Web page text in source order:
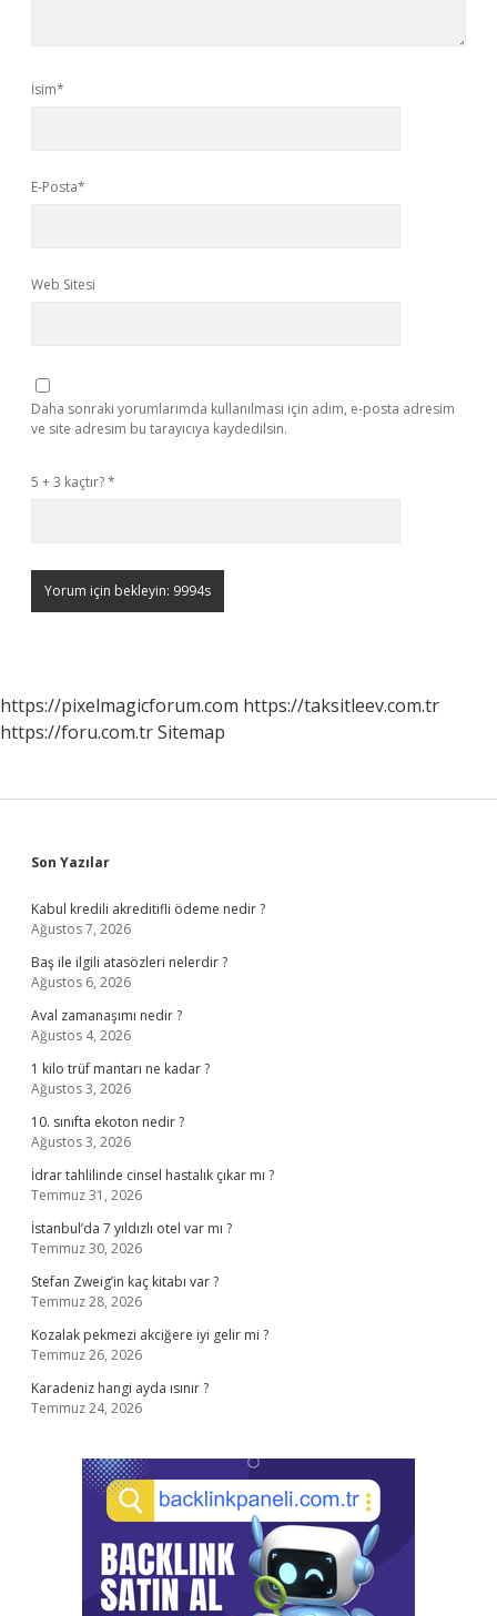
İsim*
E-Posta*
Web Sitesi
Daha sonraki yorumlarımda kullanılması için adım, e-posta adresim
ve site adresim bu tarayıcıya kaydedilsin.
5 + 3 kaçtır?*
https://pixelmagicforum.com https://taksitleev.com.tr
https://foru.com.trSitemap
Sidebar
Son Yazılar
Kabul kredili akreditifli ödeme nedir ?
Ağustos 7, 2026
Baş ile ilgili atasözleri nelerdir ?
Ağustos 6, 2026
Aval zamanaşımı nedir ?
Ağustos 4, 2026
1 kilo trüf mantarı ne kadar ?
Ağustos 3, 2026
10. sınıfta ekoton nedir ?
Ağustos 3, 2026
İdrar tahlilinde cinsel hastalık çıkar mı ?
Temmuz 31, 2026
İstanbul’da 7 yıldızlı otel var mı ?
Temmuz 30, 2026
Stefan Zweig’in kaç kitabı var ?
Temmuz 28, 2026
Kozalak pekmezi akciğere iyi gelir mi ?
Temmuz 26, 2026
Karadeniz hangi ayda ısınır ?
Temmuz 24, 2026